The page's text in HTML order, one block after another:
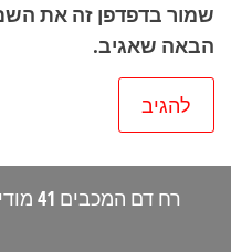
שמור בדפדפן זה את
הבאה שאגיב.
רח דם המכבים 41 מודיעין וואטספ 0587870022